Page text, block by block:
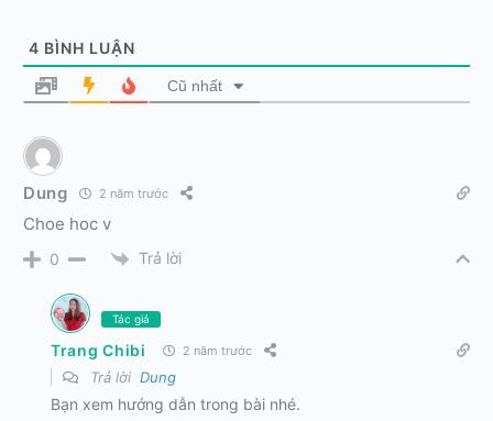
4 BÌNH LUẬN
Cũ nhất
Dung 2 năm trước
Choe hoc v
0 Trả lời
Tác giả
Trang Chibi 2 năm trước
Trả lời Dung
Bạn xem hướng dẫn trong bài nhé.